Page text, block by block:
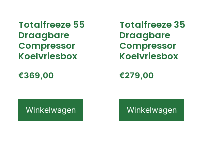
Totalfreeze 55
Draagbare
Compressor
Koelvriesbox
€369,00
Winkelwagen
Totalfreeze 35
Draagbare
Compressor
Koelvriesbox
€279,00
Winkelwagen